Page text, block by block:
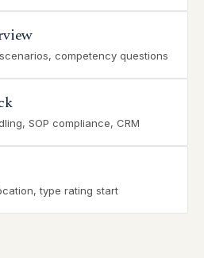
competency questions
SOP compliance, CRM
type rating start